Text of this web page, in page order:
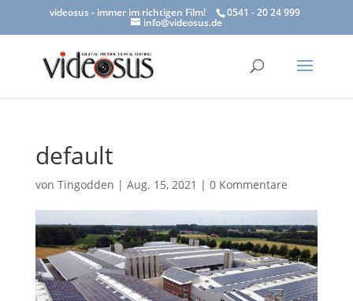
videosus - immer im richtigen Film! 0541 - 20 24 999
info@videosus.de
default
von Tingodden | Aug. 15, 2021 | 0 Kommentare